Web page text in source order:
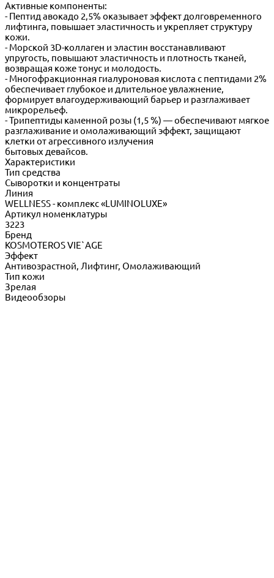
Активные компоненты:
- Пептид авокадо 2,5% оказывает эффект долговременного
лифтинга, повышает эластичность и укрепляет структуру
кожи.
- Морской 3D-коллаген и эластин восстанавливают
упругость, повышают эластичность и плотность тканей,
возвращая коже тонус и молодость.
- Многофракционная гиалуроновая кислота с пептидами 2%
обеспечивает глубокое и длительное увлажнение,
формирует влагоудерживающий барьер и разглаживает
микрорельеф.
- Трипептиды каменной розы (1,5 %) — обеспечивают мягкое
разглаживание и омолаживающий эффект, защищают
клетки от агрессивного излучения
бытовых девайсов.
Характеристики
Тип средства
Сыворотки и концентраты
Линия
WELLNESS - комплекс «LUMINOLUXE»
Артикул номенклатуры
3223
Бренд
KOSMOTEROS VIE`AGE
Эффект
Антивозрастной, Лифтинг, Омолаживающий
Тип кожи
Зрелая
Видеообзоры